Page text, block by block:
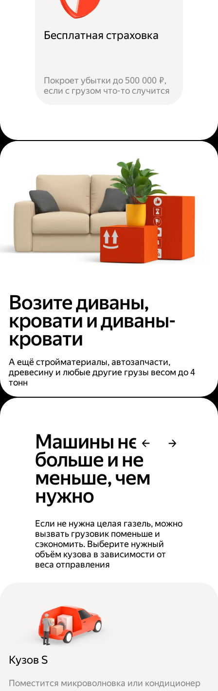
Бесплатная страховка
Покроет убытки до 500 000 ₽,
если с грузом что-то случится
Возите диваны,
кровати и диваны-
кровати
А ещё стройматериалы, автозапчасти,
древесину и любые другие грузы весом до 4
тонн
Машины не
больше и не
меньше, чем
нужно
Если не нужна целая газель, можно
вызвать грузовик поменьше и
сэкономить. Выберите нужный
объём кузова в зависимости от
веса отправления
Кузов S
Поместится микроволновка или кондиционер